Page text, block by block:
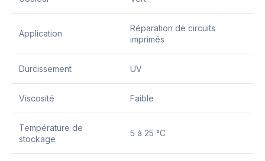
Application
Réparation de circuits
imprimés
Durcissement UV
Viscosité Faible
Température de
stockage
5 à 25 °C